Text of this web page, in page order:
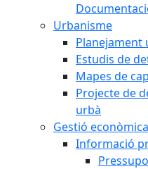
Urbanisme
Planejament
Estudis de
Mapes de
Projecte de
urbà
Gestió econòmica
Informació